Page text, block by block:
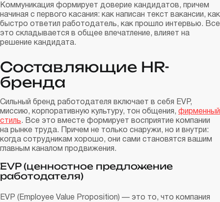
Коммуникация формирует доверие кандидатов, причем
начиная с первого касания: как написан текст вакансии, как
быстро ответил работодатель, как прошло интервью. Все
это складывается в общее впечатление, влияет на
решение кандидата.
Составляющие HR-
бренда
Сильный бренд работодателя включает в себя EVP,
миссию, корпоративную культуру, тон общения, фирменный
стиль. Все это вместе формирует восприятие компании
на рынке труда. Причем не только снаружи, но и внутри:
когда сотрудникам хорошо, они сами становятся вашим
главным каналом продвижения.
EVP (ценностное предложение
работодателя)
EVP (Employee Value Proposition) — это то, что компания